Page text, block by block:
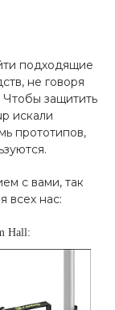
подходящие
не говоря
Чтобы защитить
искали
прототипов,
с вами, так
всех нас:
Hall: